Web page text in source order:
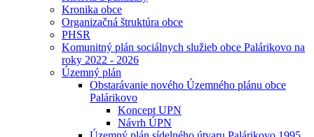
Kronika obce
Organizačná štruktúra obce
PHSR
Komunitný plán sociálnych služieb obce Palárikovo na
roky 2022 - 2026
Územný plán
Obstarávanie nového Územného plánu obce
Palárikovo
Koncept UPN
Návrh ÚPN